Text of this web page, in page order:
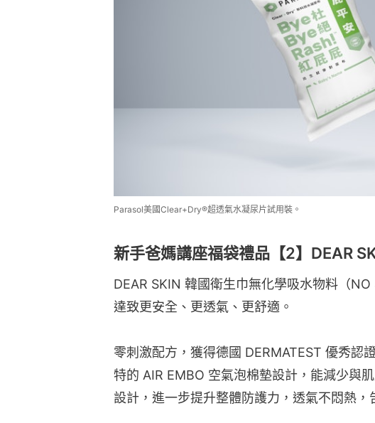
Parasol美國Clear+Dry®超透氣水凝尿片試用裝。
新手爸媽講座福袋禮品【2】DEAR
DEAR SKIN 韓國衛生巾無化學吸水物料（NO
達致更安全、更透氣、更舒適。
零刺激配方，獲得德國 DERMATEST 優秀認
特的 AIR EMBO 空氣泡棉墊設計，能減少與
設計，進一步提升整體防護力，透氣不悶熱，